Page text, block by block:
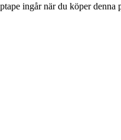
ingår när du köper denna